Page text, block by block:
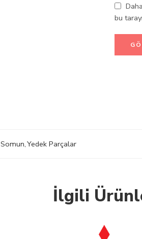
bu
Somun,Yedek Parçalar
İlgili